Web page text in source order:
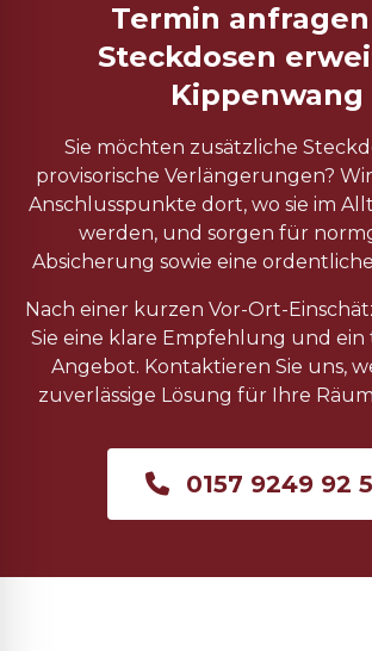
Termin
Steckdosen
Kippenwang
Sie möchten zusätzliche
provisorische Verlängerungen?
Anschlusspunkte dort, wo sie im
werden, und sorgen für
Absicherung sowie eine
Nach einer kurzen Vor-Ort-
Sie eine klare Empfehlung und ein
Angebot. Kontaktieren Sie uns,
zuverlässige Lösung für Ihre
0157 9249 92